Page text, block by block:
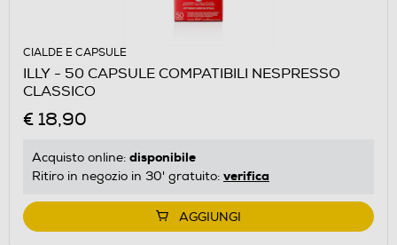
CIALDE E CAPSULE
ILLY - 50 CAPSULE COMPATIBILI NESPRESSO
CLASSICO
€ 18,90
Acquisto online: disponibile
Ritiro in negozio in 30' gratuito: verifica
AGGIUNGI